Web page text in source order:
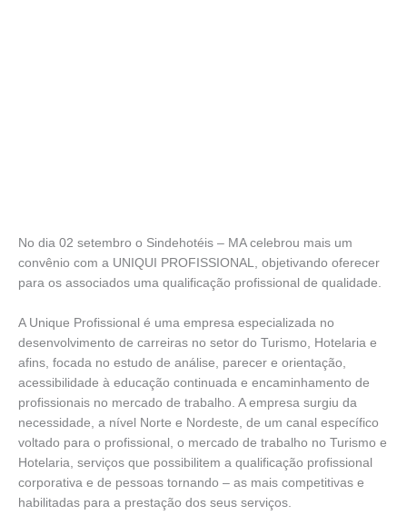
No dia 02 setembro o Sindehotéis – MA celebrou mais um
convênio com a UNIQUI PROFISSIONAL, objetivando oferecer
para os associados uma qualificação profissional de qualidade.
A Unique Profissional é uma empresa especializada no
desenvolvimento de carreiras no setor do Turismo, Hotelaria e
afins, focada no estudo de análise, parecer e orientação,
acessibilidade à educação continuada e encaminhamento de
profissionais no mercado de trabalho. A empresa surgiu da
necessidade, a nível Norte e Nordeste, de um canal específico
voltado para o profissional, o mercado de trabalho no Turismo e
Hotelaria, serviços que possibilitem a qualificação profissional
corporativa e de pessoas tornando – as mais competitivas e
habilitadas para a prestação dos seus serviços.